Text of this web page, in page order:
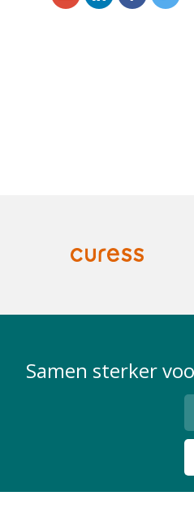
Samen sterker
Privacy Statement